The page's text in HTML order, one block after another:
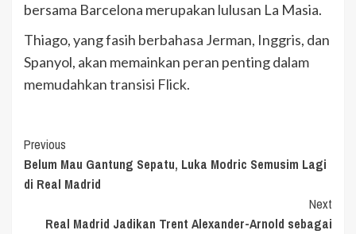
bersama Barcelona merupakan lulusan La Masia.
Thiago, yang fasih berbahasa Jerman, Inggris, dan
Spanyol, akan memainkan peran penting dalam
memudahkan transisi Flick.
Continue
Reading
Previous
Belum Mau Gantung Sepatu, Luka Modric Semusim Lagi
di Real Madrid
Next
Real Madrid Jadikan Trent Alexander-Arnold sebagai